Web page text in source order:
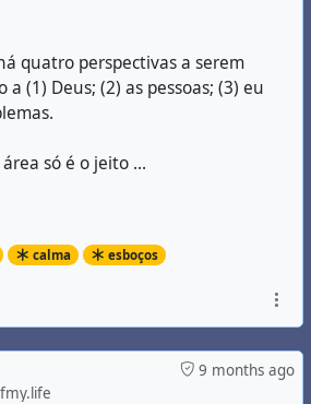
quatro perspectivas a serem
a (1) Deus; (2) as pessoas; (3) eu
só é o jeito ...
calma esboços
9 months ago